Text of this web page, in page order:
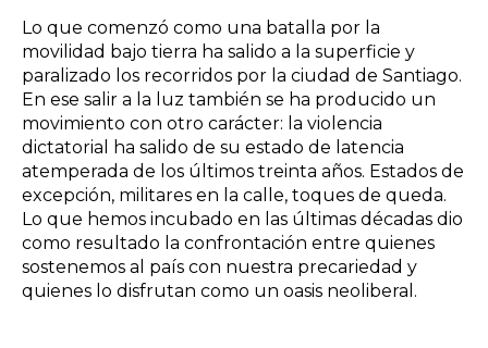
Lo que comenzó como una batalla por la
movilidad bajo tierra ha salido a la superficie y
paralizado los recorridos por la ciudad de Santiago.
En ese salir a la luz también se ha producido un
movimiento con otro carácter: la violencia
dictatorial ha salido de su estado de latencia
atemperada de los últimos treinta años. Estados de
excepción, militares en la calle, toques de queda.
Lo que hemos incubado en las últimas décadas dio
como resultado la confrontación entre quienes
sostenemos al país con nuestra precariedad y
quienes lo disfrutan como un oasis neoliberal.